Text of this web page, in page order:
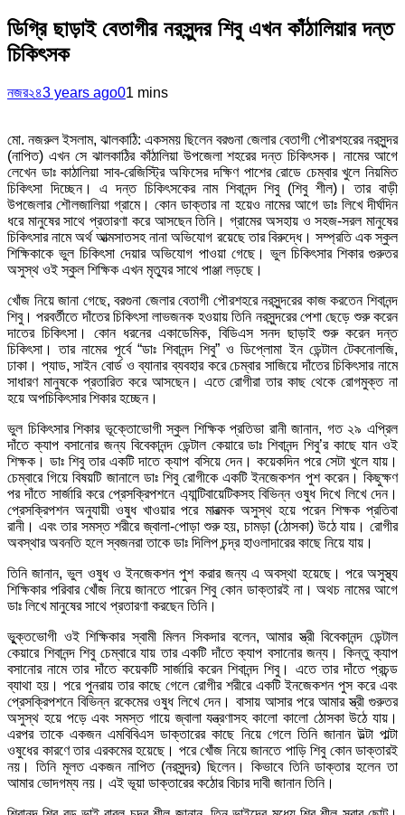
ডিগ্রি ছাড়াই বেতাগীর নরসুন্দর শিবু এখন কাঁঠালিয়ার দন্ত
চিকিৎসক
নজর২৪3 years ago01 mins
মো. নজরুল ইসলাম, ঝালকাঠি: একসময় ছিলেন বরগুনা জেলার বেতাগী পৌরশহরের নরসুন্দর
(নাপিত) এখন সে ঝালকাঠির কাঁঠালিয়া উপজেলা শহরের দন্ত চিকিৎসক। নামের আগে
লেখেন ডাঃ কাঠালিয়া সাব-রেজিস্ট্রি অফিসের দক্ষিণ পাশের রোডে চেম্বার খুলে নিয়মিত
চিকিৎসা দিচ্ছেন। এ দন্ত চিকিৎসকের নাম শিবানন্দ শিবু (শিবু শীল)। তার বাড়ী
উপজেলার শৌলজালিয়া গ্রামে। কোন ডাক্তার না হয়েও নামের আগে ডাঃ লিখে দীর্ঘদিন
ধরে মানুষের সাথে প্রতারণা করে আসছেন তিনি। গ্রামের অসহায় ও সহজ-সরল মানুষের
চিকিৎসার নামে অর্থ আত্মসাতসহ নানা অভিযোগ রয়েছে তার বিরুদ্ধে। সম্প্রতি এক স্কুল
শিক্ষিকাকে ভুল চিকিৎসা দেয়ার অভিযোগ পাওয়া গেছে। ভুল চিকিৎসার শিকার গুরুতর
অসুস্থ ওই স্কুল শিক্ষিক এখন মৃত্যুর সাথে পাঞ্জা লড়ছে।
খোঁজ নিয়ে জানা গেছে, বরগুনা জেলার বেতাগী পৌরশহরে নরসুন্দরের কাজ করতেন শিবানন্দ
শিবু। পরবর্তীতে দাঁতের চিকিৎসা লাভজনক হওয়ায় তিনি নরসুন্দরের পেশা ছেড়ে শুরু করেন
দাতের চিকিৎসা। কোন ধরনের একাডেমিক, বিডিএস সনদ ছাড়াই শুরু করেন দন্ত
চিকিৎসা। তার নামের পূর্বে “ডাঃ শিবানন্দ শিবু” ও ডিপ্লোমা ইন ডেন্টাল টেকনোলজি,
ঢাকা। প্যাড, সাইন বোর্ড ও ব্যানার ব্যবহার করে চেম্বার সাজিয়ে দাঁতের চিকিৎসার নামে
সাধারণ মানুষকে প্রতারিত করে আসছেন। এতে রোগীরা তার কাছ থেকে রোগমুক্ত না
হয়ে অপচিকিৎসার শিকার হচ্ছেন।
ভুল চিকিৎসার শিকার ভূক্তোভোগী স্কুল শিক্ষিক প্রতিভা রানী জানান, গত ২৯ এপ্রিল
দাঁতে ক্যাপ বসানোর জন্য বিবেকানন্দ ডেন্টাল কেয়ারে ডাঃ শিবানন্দ শিবু’র কাছে যান ওই
শিক্ষক। ডাঃ শিবু তার একটি দাতে ক্যাপ বসিয়ে দেন। কয়েকদিন পরে সেটা খুলে যায়।
চেম্বারে গিয়ে বিষয়টি জানালে ডাঃ শিবু রোগীকে একটি ইনজেকশন পুশ করেন। কিছুক্ষণ
পর দাঁতে সার্জারি করে প্রেসক্রিপশনে এ্যান্টিবায়েটিকসহ বিভিন্ন ওষুধ দিখে লিখে দেন।
প্রেসক্রিপশন অনুযায়ী ওষুধ খাওয়ার পরে মারত্মক অসুস্থ হয়ে পরেন শিক্ষক প্রতিবা
রানী। এবং তার সমস্ত শরীরে জ্বালা-পোড়া শুরু হয়, চামড়া (ঠোসকা) উঠে যায়। রোগীর
অবস্থার অবনতি হলে স্বজনরা তাকে ডাঃ দিলিপ চন্দ্র হাওলাদারের কাছে নিয়ে যায়।
তিনি জানান, ভুল ওষুধ ও ইনজেকশন পুশ করার জন্য এ অবস্থা হয়েছে। পরে অসুস্থ্য
শিক্ষিকার পরিবার খোঁজ নিয়ে জানতে পারেন শিবু কোন ডাক্তারই না। অথচ নামের আগে
ডাঃ লিখে মানুষের সাথে প্রতারণা করছেন তিনি।
ভুূক্তভোগী ওই শিক্ষিকার স্বামী মিলন সিকদার বলেন, আমার স্ত্রী বিবেকানন্দ ডেন্টাল
কেয়ারে শিবানন্দ শিবু চেম্বারে যায় তার একটি দাঁতে ক্যাপ বসানোর জন্য। কিন্তু ক্যাপ
বসানোর নামে তার দাঁতে কয়েকটি সার্জারি করেন শিবানন্দ শিবু। এতে তার দাঁতে প্রচন্ড
ব্যাথা হয়। পরে পুনরায় তার কাছে গেলে রোগীর শরীরে একটি ইনজেকশন পুস করে এবং
প্রেসক্রিপশনে বিভিন্ন রকেমের ওষুধ লিখে দেন। বাসায় আসার পরে আমার স্ত্রী গুরুতর
অসুস্থ হয়ে পড়ে এবং সমস্ত গায়ে জ্বালা যন্ত্রণাসহ কালো কালো ঠোসকা উঠে যায়।
এরপর তাকে একজন এমবিবিএস ডাক্তারের কাছে নিয়ে গেলে তিনি জানান উল্টা পাল্টা
ওষুধের কারণে তার এরকমের হয়েছে। পরে খোঁজ নিয়ে জানতে পাড়ি শিবু কোন ডাক্তারই
নয়। তিনি মূলত একজন নাপিত (নরসুন্দর) ছিলেন। কিভাবে তিনি ডাক্তার হলেন তা
আমার ভোদগম্য নয়। এই ভূয়া ডাক্তারের কঠোর বিচার দাবী জানান তিনি।